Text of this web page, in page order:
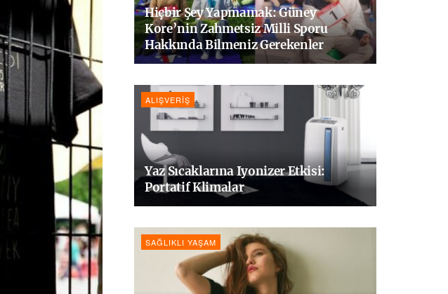
Hiçbir Şey Yapmamak: Güney
Kore’nin Zahmetsiz Milli Sporu
Hakkında Bilmeniz Gerekenler
ALIŞVERIŞ
Yaz Sıcaklarına Iyonizer Etkisi:
Portatif Klimalar
SAĞLIKLI YAŞAM